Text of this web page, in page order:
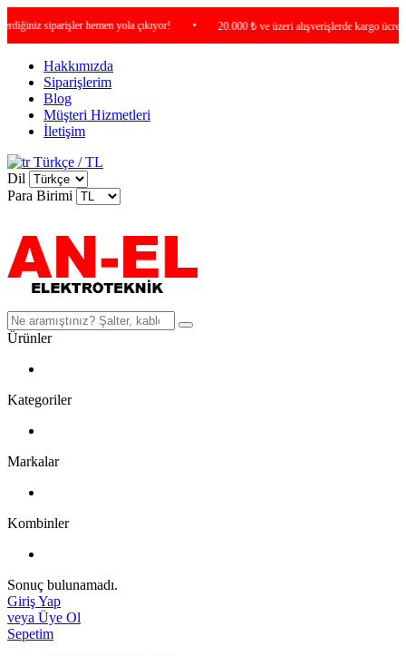
siparişler hemen yola çıkıyor! • 20.000 ₺ ve üzeri alışverişlerde kargo ücretsiz !
Hakkımızda
Siparişlerim
Blog
Müşteri Hizmetleri
İletişim
Türkçe / TL
Dil
Para Birimi
Ürünler
Kategoriler
Markalar
Kombinler
Sonuç bulunamadı.
Giriş Yap
veya Üye Ol
Sepetim